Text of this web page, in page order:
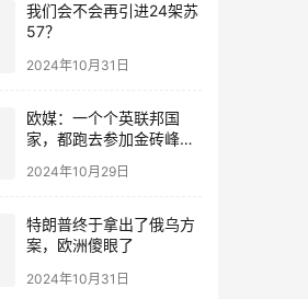
我们会不会再引进24架苏
57？
2024年10月31日
欧媒：一个个英联邦国
家，都跑去参加金砖峰
2024年10月29日
特朗普终于拿出了俄乌方
案，欧洲傻眼了
2024年10月31日